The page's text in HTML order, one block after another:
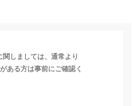
しましては、通常より
ある方は事前にご確認く